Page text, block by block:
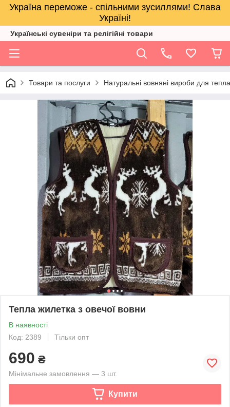
Україна переможе - спільними зусиллями! Слава
Україні!
Українські сувеніри та релігійнi товари
Товари та послуги Натуральні вовняні вироби для
Тепла жилетка з овечої вовни
В наявності
Код: 2389
Тільки опт
690 ₴
Мінімальне замовлення — 3 шт.
Купити